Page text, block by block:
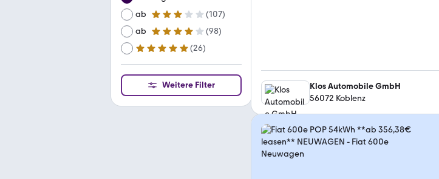
ab
3 Sterne (107)
ab
4 Sterne (98)
ab
5 Sterne (26)
Weitere Filter
Klos Automobile GmbH
56072 Koblenz